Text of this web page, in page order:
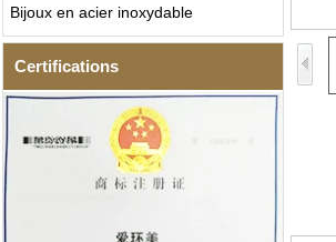
Bijoux en acier inoxydable
Certifications